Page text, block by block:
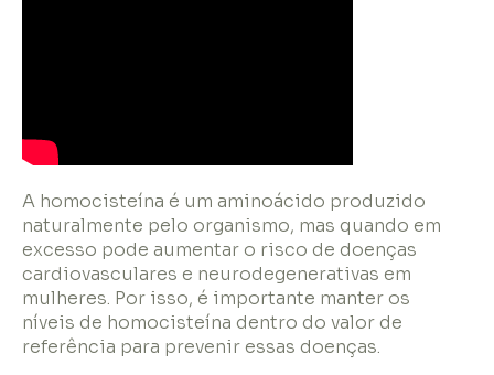
A homocisteína é um aminoácido produzido
naturalmente pelo organismo, mas quando em
excesso pode aumentar o risco de doenças
cardiovasculares e neurodegenerativas em
mulheres. Por isso, é importante manter os
níveis de homocisteína dentro do valor de
referência para prevenir essas doenças.